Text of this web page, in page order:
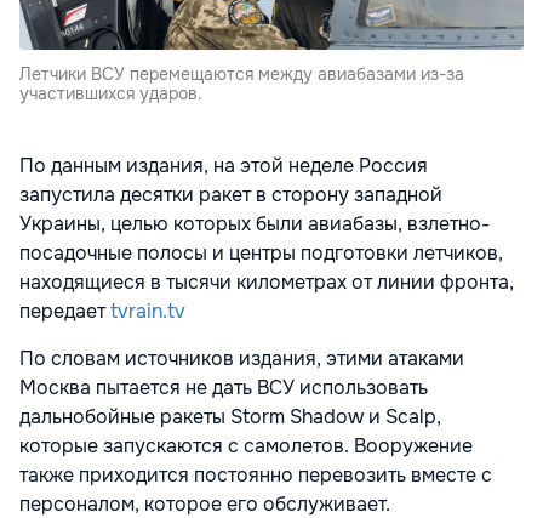
Летчики ВСУ перемещаются между авиабазами из-за
участившихся ударов.
По данным издания, на этой неделе Россия
запустила десятки ракет в сторону западной
Украины, целью которых были авиабазы, взлетно-
посадочные полосы и центры подготовки летчиков,
находящиеся в тысячи километрах от линии фронта,
передаетtvrain.tv
По словам источников издания, этими атаками
Москва пытается не дать ВСУ использовать
дальнобойные ракеты Storm Shadow и Scalp,
которые запускаются с самолетов. Вооружение
также приходится постоянно перевозить вместе с
персоналом, которое его обслуживает.